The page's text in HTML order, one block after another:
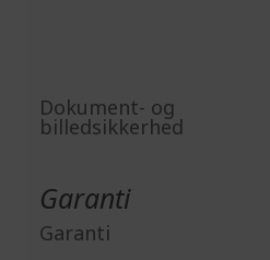
Dokument- og
billedsikkerhed
Garanti
Garanti